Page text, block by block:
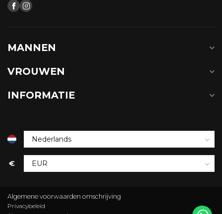
MANNEN
VROUWEN
INFORMATIE
€
Algemene voorwaarden omschrijving
Privacybeleid